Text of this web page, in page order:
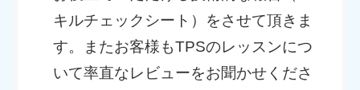
キルチェックシート）をさせて頂きま
す。またお客様もTPSのレッスンにつ
いて率直なレビューをお聞かせくださ